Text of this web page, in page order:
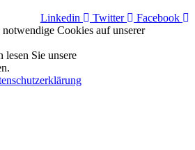
Linkedin Twitter
Facebook
Cookies auf unserer
Sie unsere